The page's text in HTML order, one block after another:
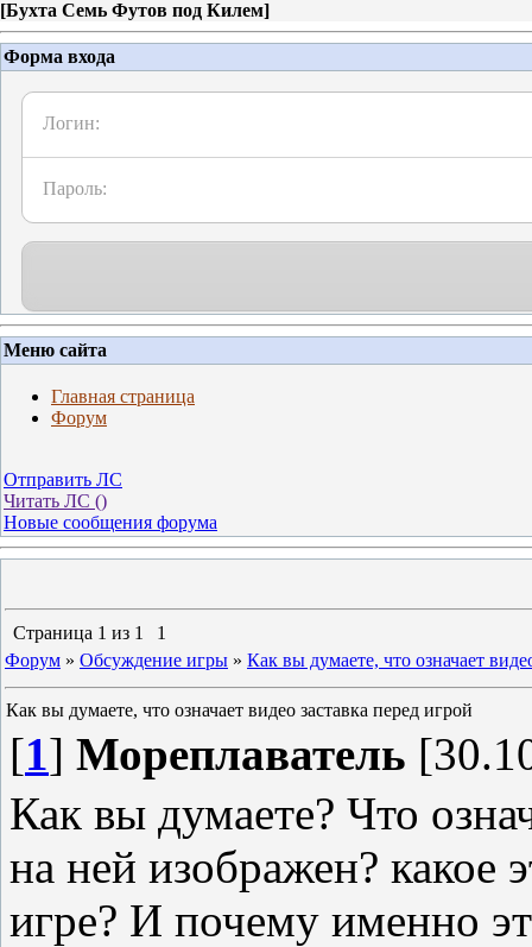
[Бухта Семь Футов под Килем]
Форма входа
Логин:
Пароль:
Меню сайта
Главная страница
Форум
Отправить ЛС
Читать ЛС ()
Новые сообщения форума
Страница 1 из 1
1
Форум » Обсуждение игры » Как вы думаете, что означает
Как вы думаете, что означает видео заставка перед игрой
[1] Мореплаватель
Как вы думаете? Что
на ней изображен? какое
игре? И почему именно